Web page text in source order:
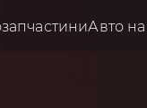
Авто